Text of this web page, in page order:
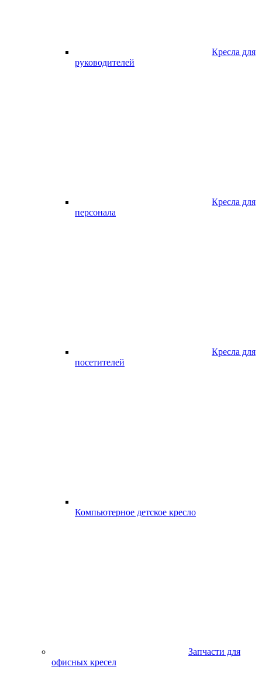
Кресла для
руководителей
Кресла для
персонала
Кресла для
посетителей
Компьютерное детское кресло
Запчасти для
офисных кресел